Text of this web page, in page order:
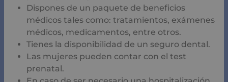
que elijas y el tipo de aseguradora puedes tener
mayores beneficios que se ajusten a ti y tú familia.
Es necesario tener presente que nuestra salud es de lo
más importante como la de nuestros familiares, es por
ello que, aunque contemos con el servicio sanitario
público tener acceso a uno privado podría compensar